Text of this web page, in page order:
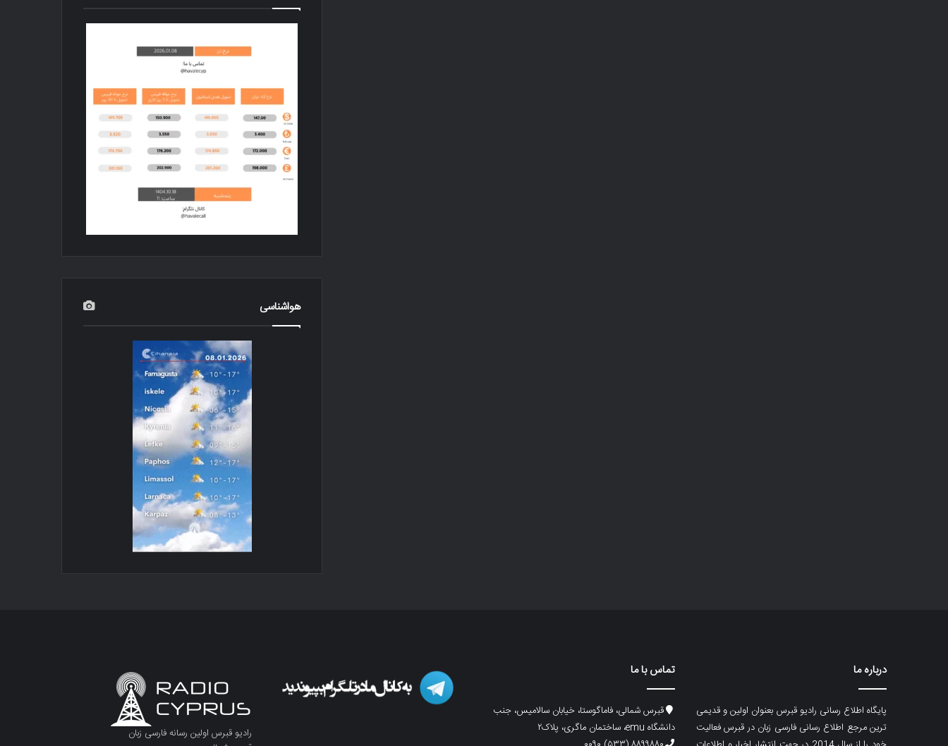
هواشناسی
درباره ما
پایگاه اطلاع رسانی رادیو قبرس بعنوان اولین و قدیمی
ترین مرجع اطلاع رسانی فارسی زبان در قبرس فعالیت
تماس با ما
قبرس شمالی، فاماگوستا، خیابان سالامیس، جنب
دانشگاه emu، ساختمان ماگری، پلاک۲
رادیو قبرس اولین رسانه فارسی زبان